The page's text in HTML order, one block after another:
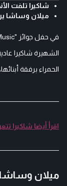
شاكيرا تلفت
ميلان وساشا
الشهيرة شاكيرا
الحمراء برفقة
اقرأ أيضا شاكيرا
ميلان وساشا